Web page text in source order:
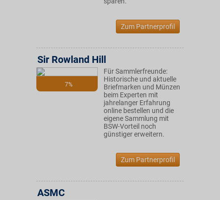
Zum Partnerprofil
7%
Sir Rowland Hill
Für Sammlerfreunde:
Historische und aktuelle
Briefmarken und Münzen
beim Experten mit
jahrelanger Erfahrung
online bestellen und die
eigene Sammlung mit
BSW-Vorteil noch
günstiger erweitern.
Zum Partnerprofil
ASMC